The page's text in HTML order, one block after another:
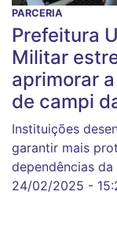
PARCERIA
Prefeitura
Militar
aprimorar
de campi
Instituições
garantir mais
dependências
24/02/2025 -